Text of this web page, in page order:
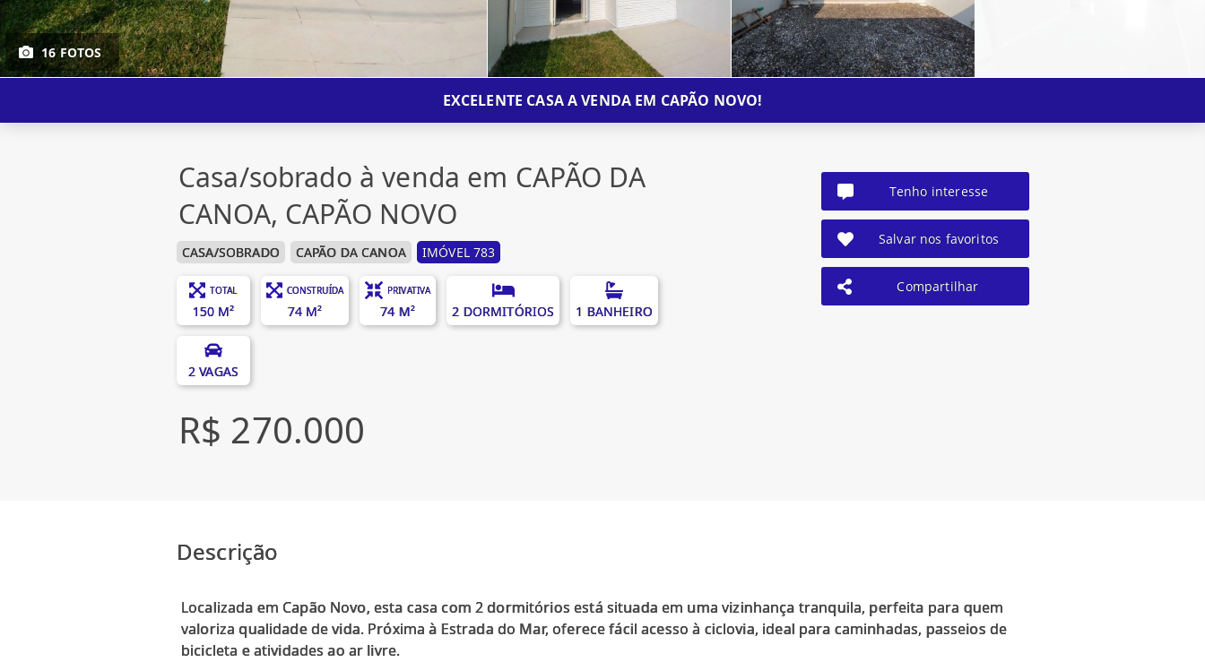
16 FOTOS
EXCELENTE CASA A VENDA EM CAPÃO NOVO!
Casa/sobrado à venda em CAPÃO DA
CANOA, CAPÃO NOVO
CASA/SOBRADO CAPÃO DA CANOA IMÓVEL 783
TOTAL
150 M²
CONSTRUÍDA
74 M²
PRIVATIVA
74 M² 2 DORMITÓRIOS 1 BANHEIRO
2 VAGAS
R$ 270.000
Tenho interesse
Salvar nos favoritos
Compartilhar
Descrição
Localizada em Capão Novo, esta casa com 2 dormitórios está situada em uma vizinhança tranquila, perfeita para quem
valoriza qualidade de vida. Próxima à Estrada do Mar, oferece fácil acesso à ciclovia, ideal para caminhadas, passeios de
bicicleta e atividades ao ar livre.